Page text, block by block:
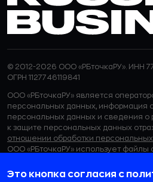
© 2012-2026 ООО «РБточкаРУ». ИНН
ОГРН 1127746119841
ООО «РБточкаРУ» является
персональных данных, информация
персональных данных и сведения о
к защите персональных данных
отношении обработки персональных
ООО «РБточкаРУ» использует
веб-сайтом. Если вы не хотите,
Это кнопка согласия с